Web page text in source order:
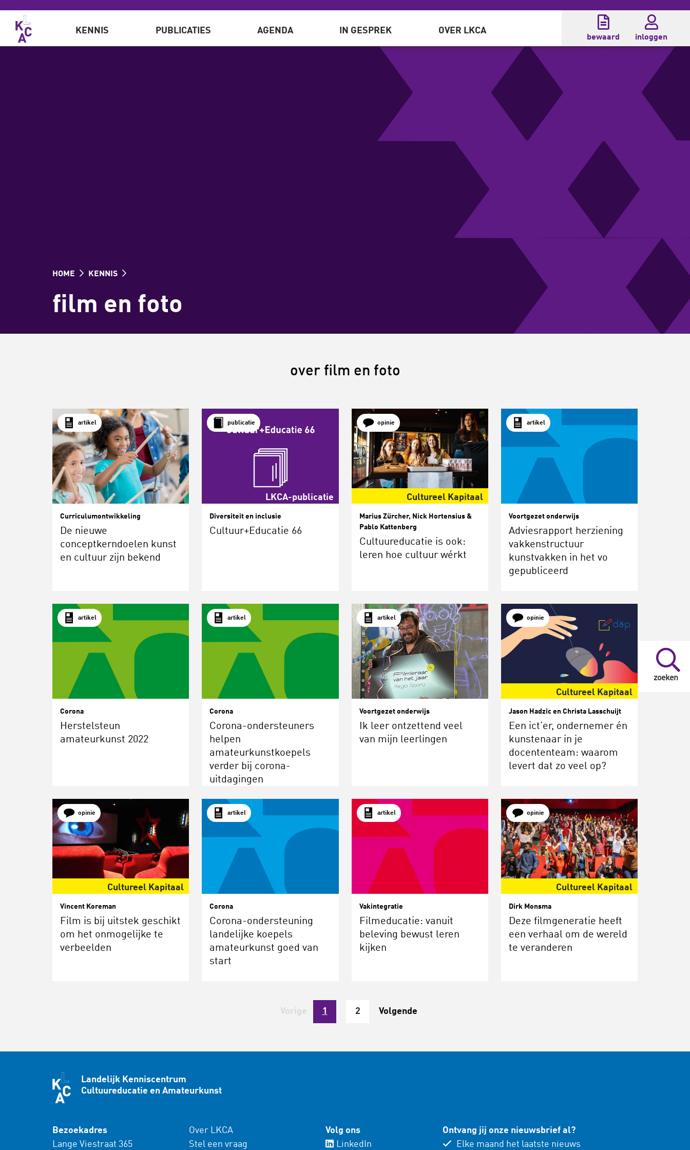
Overslaan en naar de inhoud gaan
zoeken
KENNIS PUBLICATIES AGENDA IN GESPREK OVER LKCA
bewaard inloggen
HOME KENNIS
film en foto
over film en foto
artikel
Curriculumontwikkeling
De nieuwe
conceptkerndoelen kunst
en cultuur zijn bekend
publicatie
LKCA-publicatie
Diversiteit en inclusie
Cultuur+Educatie 66
opinie
Cultureel Kapitaal
Marius Zürcher, Nick Hortensius &
Pablo Kattenberg
Cultuureducatie is ook:
leren hoe cultuur wérkt
artikel
Voortgezet onderwijs
Adviesrapport herziening
vakkenstructuur
kunstvakken in het vo
gepubliceerd
artikel
Corona
Herstelsteun
amateurkunst 2022
artikel
Corona
Corona-ondersteuners
helpen
amateurkunstkoepels
verder bij corona-
uitdagingen
artikel
Voortgezet onderwijs
Ik leer ontzettend veel
van mijn leerlingen
opinie
Cultureel Kapitaal
Jason Hadzic en Christa Lasschuijt
Een ict’er, ondernemer én
kunstenaar in je
docententeam: waarom
levert dat zo veel op?
opinie
Cultureel Kapitaal
Vincent Koreman
Film is bij uitstek geschikt
om het onmogelijke te
verbeelden
artikel
Corona
Corona-ondersteuning
landelijke koepels
amateurkunst goed van
start
artikel
Vakintegratie
Filmeducatie: vanuit
beleving bewust leren
kijken
opinie
Cultureel Kapitaal
Dirk Monsma
Deze filmgeneratie heeft
een verhaal om de wereld
te veranderen
Vorige 1 2 Volgende
Landelijk Kenniscentrum
Cultuureducatie en Amateurkunst
Bezoekadres
Lange Viestraat 365
Over LKCA
Stel een vraag
Volg ons
LinkedIn
Ontvang jij onze nieuwsbrief al?
Elke maand het laatste nieuws